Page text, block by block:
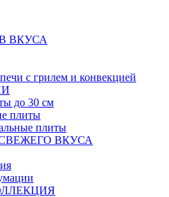
ВКУСА
с грилем и конвекцией
до 30 см
плиты
плиты
ВКУСА